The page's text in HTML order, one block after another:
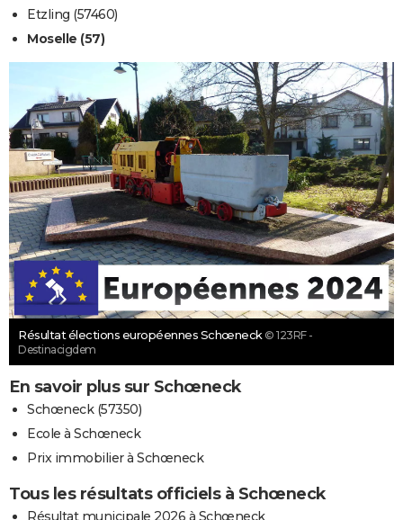
Etzling (57460)
Moselle (57)
Résultat élections européennes Schœneck © 123RF -
Destinacigdem
En savoir plus sur Schœneck
Schœneck (57350)
Ecole à Schœneck
Prix immobilier à Schœneck
Tous les résultats officiels à Schœneck
Résultat municipale 2026 à Schœneck